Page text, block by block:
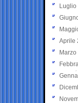
Luglio
Aprile